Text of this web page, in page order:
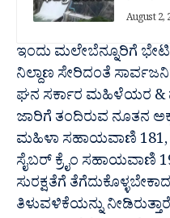
August 2,
ಇಂದು ಮಲೇಬೆನ್ನೂರಿಗೆ
ನಿಲ್ದಾಣ ಸೇರಿದಂತೆ
ಘನ ಸರ್ಕಾರ ಮಹಿಳೆಯರ &
ಜಾರಿಗೆ ತಂದಿರುವ ನೂತನ
ಮಹಿಳಾ ಸಹಾಯವಾಣಿ
ಸೈಬರ್ ಕ್ರೈಂ ಸಹಾಯವಾಣಿ
ಸುರಕ್ಷತೆಗೆ
ತಿಳುವಳಿಕೆಯನ್ನು